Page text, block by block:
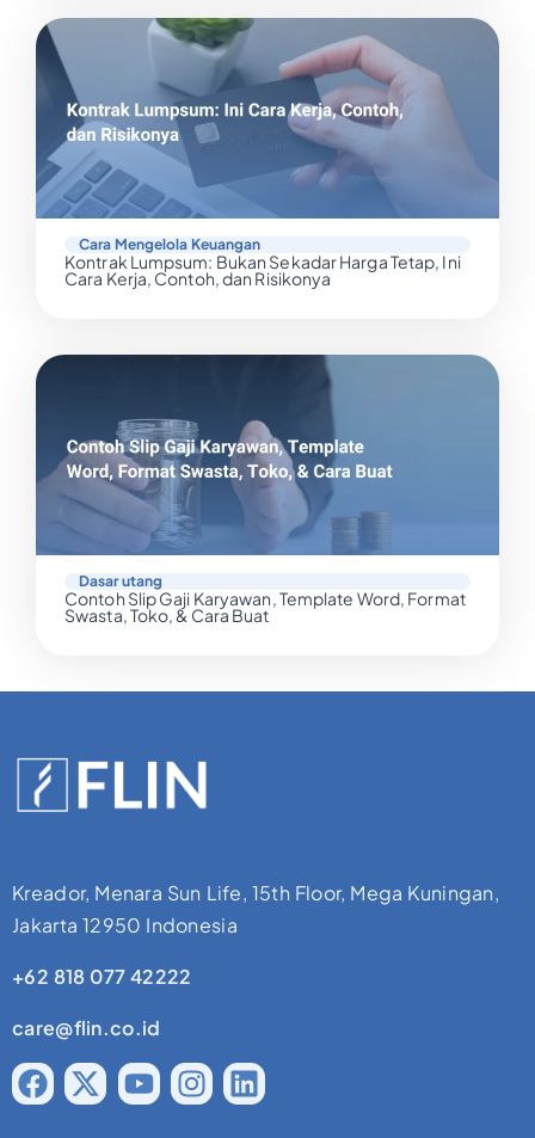
Cara Mengelola Keuangan
Kontrak Lumpsum: Bukan Sekadar Harga Tetap, Ini
Cara Kerja, Contoh, dan Risikonya
Dasar utang
Contoh Slip Gaji Karyawan, Template Word, Format
Swasta, Toko, & Cara Buat
Kreador, Menara Sun Life, 15th Floor, Mega Kuningan,
Jakarta 12950 Indonesia
+62 818 077 42222
care@flin.co.id